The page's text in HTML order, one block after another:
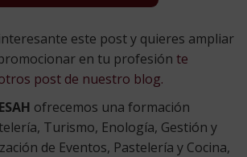
este post y quieres ampliar
en tu profesión te
post de nuestro blog.
ESAH ofrecemos una formación
Turismo, Enología, Gestión y
de Eventos, Pastelería y Cocina,